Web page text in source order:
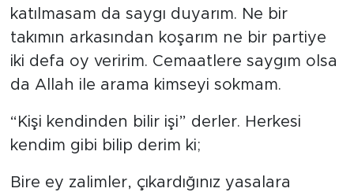
katılmasam da saygı duyarım. Ne bir
takımın arkasından koşarım ne bir partiye
iki defa oy veririm. Cemaatlere saygım olsa
da Allah ile arama kimseyi sokmam.
“Kişi kendinden bilir işi” derler. Herkesi
kendim gibi bilip derim ki;
Bire ey zalimler, çıkardığınız yasalara